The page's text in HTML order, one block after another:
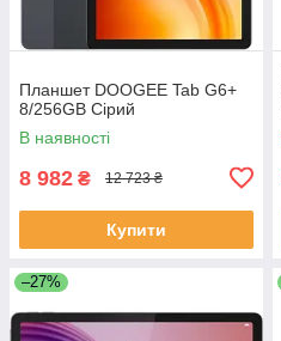
Планшет DOOGEE Tab G6+
8/256GB Сірий
В наявності
8 982 ₴ 12 723 ₴
Купити
–27%